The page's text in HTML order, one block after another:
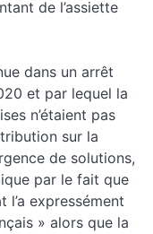
de l’assiette
dans un arrêt
et par lequel la
n’étaient pas
sur la
de solutions,
par le fait que
l’a expressément
» alors que la